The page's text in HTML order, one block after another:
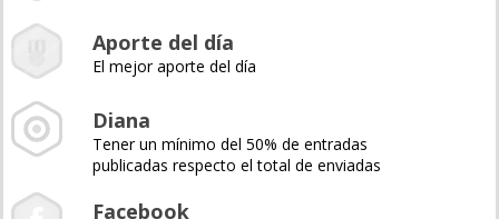
Aporte del día
El mejor aporte del día
Diana
Tener un mínimo del 50% de entradas
publicadas respecto el total de enviadas
Facebook